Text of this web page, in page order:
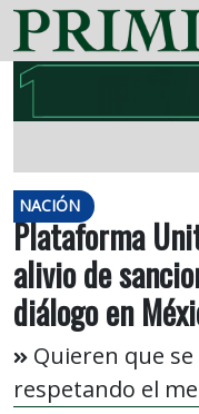
NACIÓN
Plataforma
alivio de
diálogo en
Quieren que
respetando el